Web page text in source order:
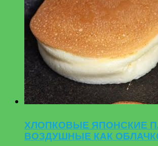
ХЛОПКОВЫЕ ЯПОНСКИЕ
ВОЗДУШНЫЕ КАК